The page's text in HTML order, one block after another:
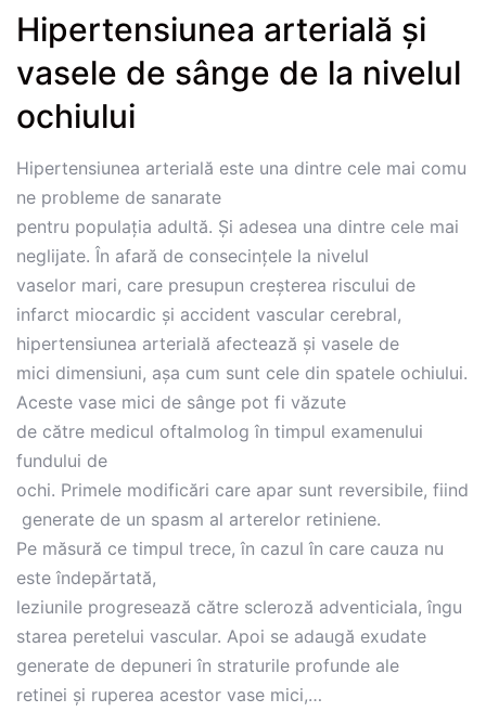
Hipertensiunea arterială și
vasele de sânge de la nivelul
ochiului
Hipertensiunea arterială este una dintre cele mai comu
ne probleme de sanarate
pentru populația adultă. Și adesea una dintre cele mai
neglijate. În afară de consecințele la nivelul
vaselor mari, care presupun creșterea riscului de
infarct miocardic și accident vascular cerebral,
hipertensiunea arterială afectează și vasele de
mici dimensiuni, așa cum sunt cele din spatele ochiului.
Aceste vase mici de sânge pot fi văzute
de către medicul oftalmolog în timpul examenului
fundului de
ochi. Primele modificări care apar sunt reversibile, fiind
generate de un spasm al arterelor retiniene.
Pe măsură ce timpul trece, în cazul în care cauza nu
este îndepărtată,
leziunile progresează către scleroză adventiciala, îngu
starea peretelui vascular. Apoi se adaugă exudate
generate de depuneri în straturile profunde ale
retinei și ruperea acestor vase mici,…